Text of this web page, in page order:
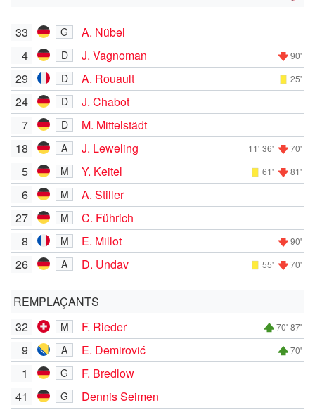
33 G
A. Nübel
4
D J. Vagnoman 90'
29 D A. Rouault 25'
24 D
J. Chabot
7
D
M. Mittelstädt
18
A J. Leweling 11' 36' 70'
5 M Y. Keitel 61' 81'
6 M
A. Stiller
27
M
C. Führich
8
M E. Millot 90'
26 A D. Undav 55' 70'
REMPLAÇANTS
32
M F. Rieder 70' 87'
9 A E. Demirović 70'
1 G
F. Bredlow
41
G Dennis Seimen